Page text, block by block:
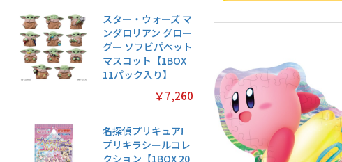
スター・ウォーズ マ
ンダロリアン グロー
グー ソフビパペット
マスコット【1BOX
11パック入り】
￥7,260
名探偵プリキュア!
プリキラシールコレ
クション【1BOX 20